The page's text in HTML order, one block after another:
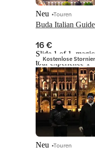
Buda Italian
Neu Touren
16 €
Kostenlose
Slide 1 of 1,
tour experience-1
Neu Touren